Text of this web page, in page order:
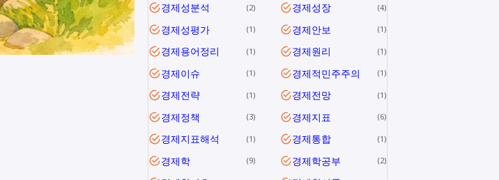
경제성분석 2 경제성장 4
경제성평가 1 경제안보 1
경제용어정리 1 경제원리 1
경제이슈 1 경제적민주주의 1
경제전략 1 경제전망 1
경제정책 3 경제지표 6
경제지표해석 1 경제통합 1
경제학 9 경제학공부 2